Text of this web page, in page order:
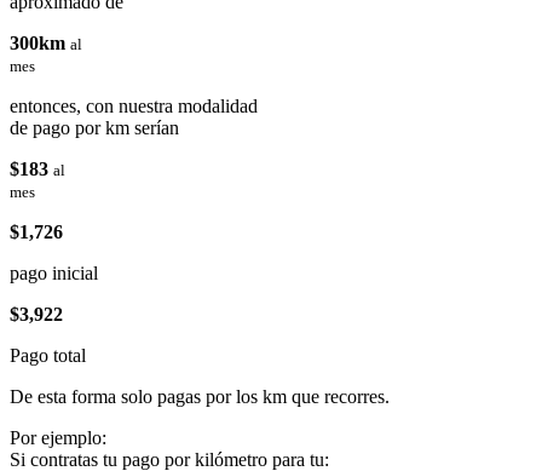
300km al
mes
entonces, con nuestra modalidad
de pago por km serían
$183 al
mes
$1,726
pago inicial
$3,922
Pago total
De esta forma solo pagas por los km que recorres.
Por ejemplo:
Si contratas tu pago por kilómetro para tu: